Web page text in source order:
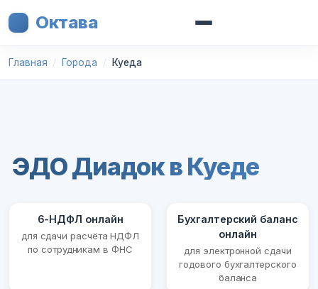
Октава
Главная Города Куеда
ЭДО Диадок в Куеде
6-НДФЛ онлайн
для сдачи расчёта НДФЛ
по сотрудникам в ФНС
Бухгалтерский баланс
онлайн
для электронной сдачи
годового бухгалтерского
баланса